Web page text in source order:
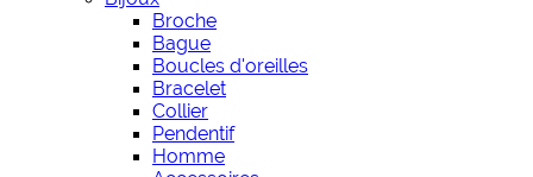
Broche
Bague
Boucles d'oreilles
Bracelet
Collier
Pendentif
Homme